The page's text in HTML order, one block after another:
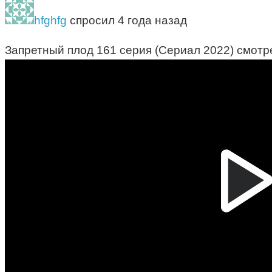
hfghfg спросил 4 года назад
Запретный плод 161 серия (Сериал 2022)